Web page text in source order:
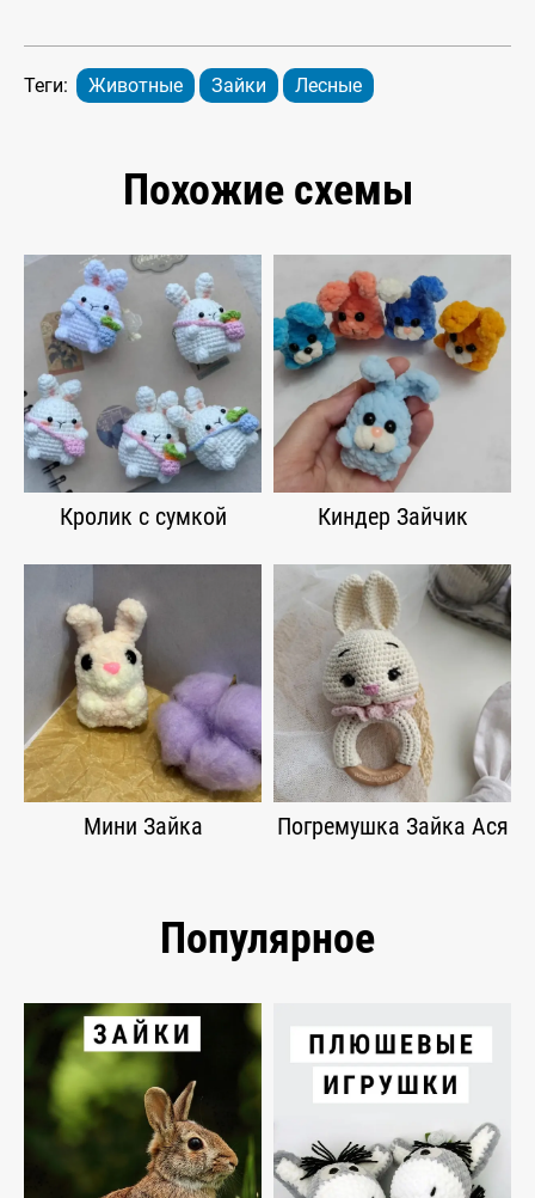
Теги: Животные Зайки Лесные
Похожие схемы
Кролик с сумкой Киндер Зайчик
Мини Зайка Погремушка Зайка Ася
Популярное